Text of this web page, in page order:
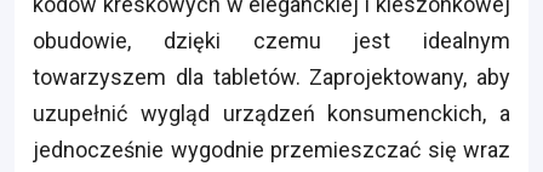
obudowie, dzięki czemu jest idealnym
towarzyszem dla tabletów. Zaprojektowany, aby
uzupełnić wygląd urządzeń konsumenckich, a
jednocześnie wygodnie przemieszczać się wraz